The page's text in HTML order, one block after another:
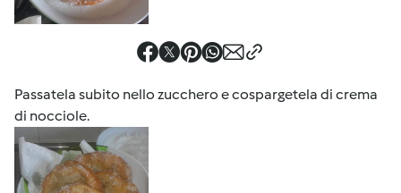
Passatela subito nello zucchero e cospargetela di crema
di nocciole.